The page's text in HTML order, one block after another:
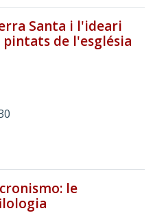
Santa i l'ideari
de l'església
le